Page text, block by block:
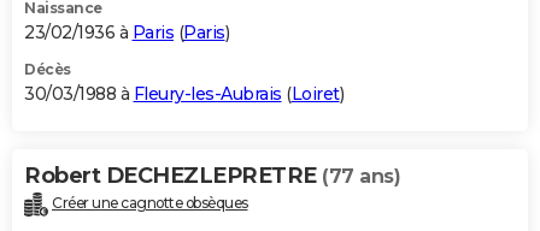
Naissance
23/02/1936 à Paris (Paris)
Décès
30/03/1988 à Fleury-les-Aubrais (Loiret)
Robert DECHEZLEPRETRE (77 ans)
Créer une cagnotte obsèques